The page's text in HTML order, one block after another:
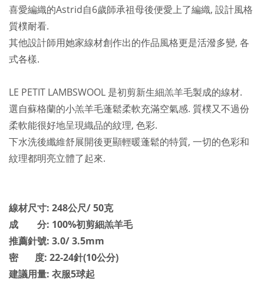
喜愛編織的Astrid自6歲師承祖母後便愛上了編織, 設計風格
質樸耐看.
其他設計師用她家線材創作出的作品風格更是活潑多變, 各
式各樣.
LE PETIT LAMBSWOOL 是初剪新生細羔羊毛製成的線材.
選自蘇格蘭的小羔羊毛蓬鬆柔軟充滿空氣感. 質樸又不過份
柔軟能很好地呈現織品的紋理, 色彩.
下水洗後纖維舒展開後更顯輕暖蓬鬆的特質, 一切的色彩和
紋理都明亮立體了起來.
線材尺寸: 248公尺/ 50克
成 分: 100%初剪細羔羊毛
推薦針號: 3.0/ 3.5mm
密 度: 22-24針(10公分)
建議用量: 衣服5球起